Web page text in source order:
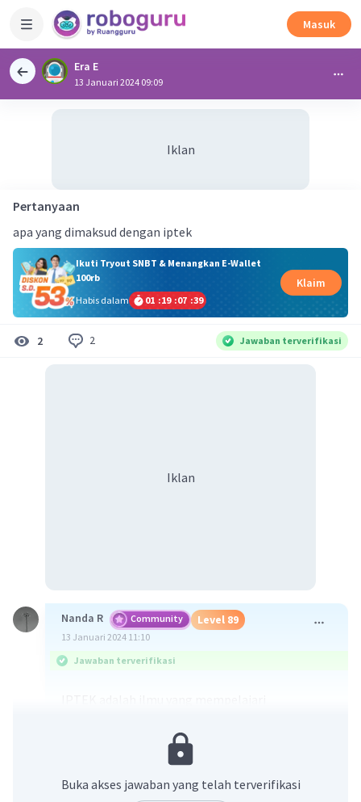
Masuk
Era E
13 Januari 2024 09:09
Iklan
Pertanyaan
apa yang dimaksud dengan iptek
Ikuti Tryout SNBT & Menangkan E-Wallet
100rb
Habis dalam
01 :19 :07 :39
Klaim
2 2 Jawaban terverifikasi
Iklan
Nanda R Community Level 89
13 Januari 2024 11:10
Jawaban terverifikasi
Beri Rating
Buka akses jawaban yang telah terverifikasi